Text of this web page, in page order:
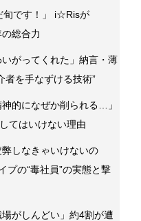
旬です！」 i☆Risが
総合力
いがってくれた」納言・薄
者を手なずける技術”
神的になぜか削られる…」
てはいけない理由
弊しなきゃいけないの
の“毒社員”の実態と撃
場がしんどい」約4割が遭